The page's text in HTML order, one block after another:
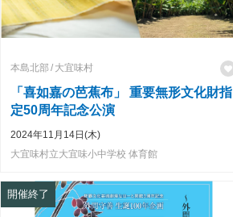
本島北部 大宜味村
「喜如嘉の芭蕉布」 重要無形文化財指
定50周年記念公演
2024年11月14日(木)
大宜味村立大宜味小中学校 体育館
開催終了